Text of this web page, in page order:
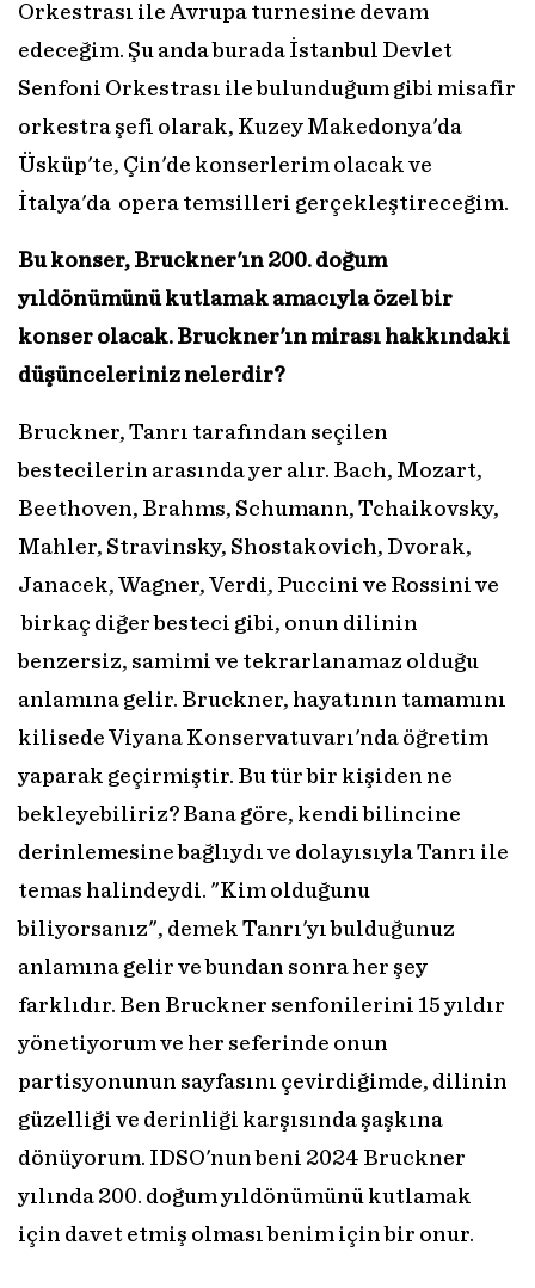
Orkestrası ile Avrupa turnesine devam
edeceğim. Şu anda burada İstanbul Devlet
Senfoni Orkestrası ile bulunduğum gibi misafir
orkestra şefi olarak, Kuzey Makedonya'da
Üsküp'te, Çin'de konserlerim olacak ve
İtalya'da opera temsilleri gerçekleştireceğim.
Bu konser, Bruckner'ın 200. doğum
yıldönümünü kutlamak amacıyla özel bir
konser olacak. Bruckner'ın mirası hakkındaki
düşünceleriniz nelerdir?
Bruckner, Tanrı tarafından seçilen
bestecilerin arasında yer alır. Bach, Mozart,
Beethoven, Brahms, Schumann, Tchaikovsky,
Mahler, Stravinsky, Shostakovich, Dvorak,
Janacek, Wagner, Verdi, Puccini ve Rossini ve
birkaç diğer besteci gibi, onun dilinin
benzersiz, samimi ve tekrarlanamaz olduğu
anlamına gelir. Bruckner, hayatının tamamını
kilisede Viyana Konservatuvarı'nda öğretim
yaparak geçirmiştir. Bu tür bir kişiden ne
bekleyebiliriz? Bana göre, kendi bilincine
derinlemesine bağlıydı ve dolayısıyla Tanrı ile
temas halindeydi. "Kim olduğunu
biliyorsanız", demek Tanrı'yı bulduğunuz
anlamına gelir ve bundan sonra her şey
farklıdır. Ben Bruckner senfonilerini 15 yıldır
yönetiyorum ve her seferinde onun
partisyonunun sayfasını çevirdiğimde, dilinin
güzelliği ve derinliği karşısında şaşkına
dönüyorum. IDSO'nun beni 2024 Bruckner
yılında 200. doğum yıldönümünü kutlamak
için davet etmiş olması benim için bir onur.